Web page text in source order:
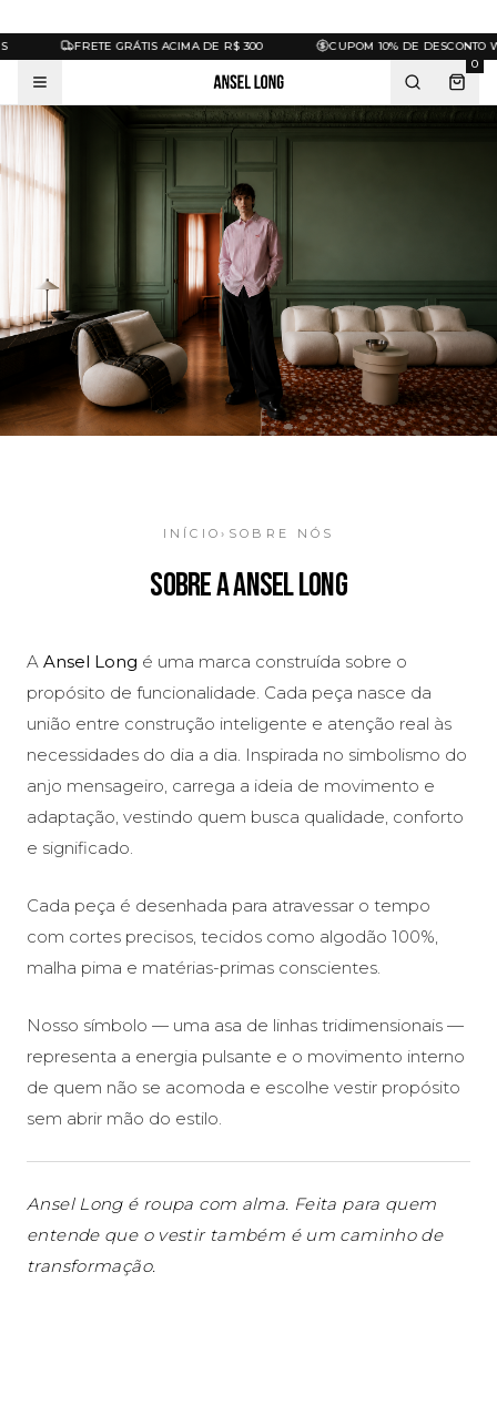
FRETE GRÁTIS ACIMA DE R$ 300
CUPOM 10% DE DESCONTO
0
INÍCIO› SOBRE NÓS
SOBRE A ANSEL LONG
A Ansel Long é uma marca construída sobre o
propósito de funcionalidade. Cada peça nasce da
união entre construção inteligente e atenção real às
necessidades do dia a dia. Inspirada no simbolismo do
anjo mensageiro, carrega a ideia de movimento e
adaptação, vestindo quem busca qualidade, conforto
e significado.
Cada peça é desenhada para atravessar o tempo
com cortes precisos, tecidos como algodão 100%,
malha pima e matérias-primas conscientes.
Nosso símbolo — uma asa de linhas tridimensionais —
representa a energia pulsante e o movimento interno
de quem não se acomoda e escolhe vestir propósito
sem abrir mão do estilo.
Ansel Long é roupa com alma. Feita para quem
entende que o vestir também é um caminho de
transformação.